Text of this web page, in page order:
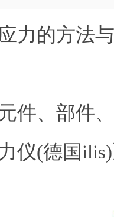
力的方法
件、部件
仪(德国